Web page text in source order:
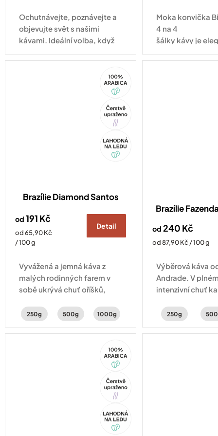
Ochutnávejte, poznávejte a
objevujte svět s našimi
kávami. Ideální volba, když
se nemůžete rozhodnout!
Moka konvička
4 na 4
šálky kávy je
tradičním
a v hliníkovém
Tip
Arabica
Brazílie Diamond Santos
od 191 Kč
Měrná
cena:
od 65,90 Kč
/ 100 g
Detail
Vyvážená a jemná káva z
malých rodinných farem v
sobě ukrývá chuť oříšků,
250g 500g 1000g
Brazílie
od 240 Kč
Měrná
od 87,90 Kč / 100 g
Výběrová káva
Andrade. V
intenzivní chuť
250g
Tip
Arabica